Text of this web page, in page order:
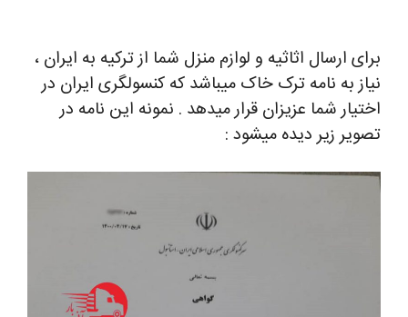
ارسال اثاثیه و لوازم منزل شما از ترکیه به ایران ،
به نامه ترک خاک میباشد که کنسولگری ایران در
شما عزیزان قرار میدهد . نمونه این نامه در
زیر دیده میشود :